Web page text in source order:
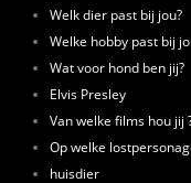
Welk dier past bij jou?
Welke hobby past bij
Wat voor hond ben jij?
Elvis Presley
Van welke films hou jij
Op welke
huisdier